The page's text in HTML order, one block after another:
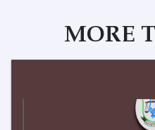
MORE